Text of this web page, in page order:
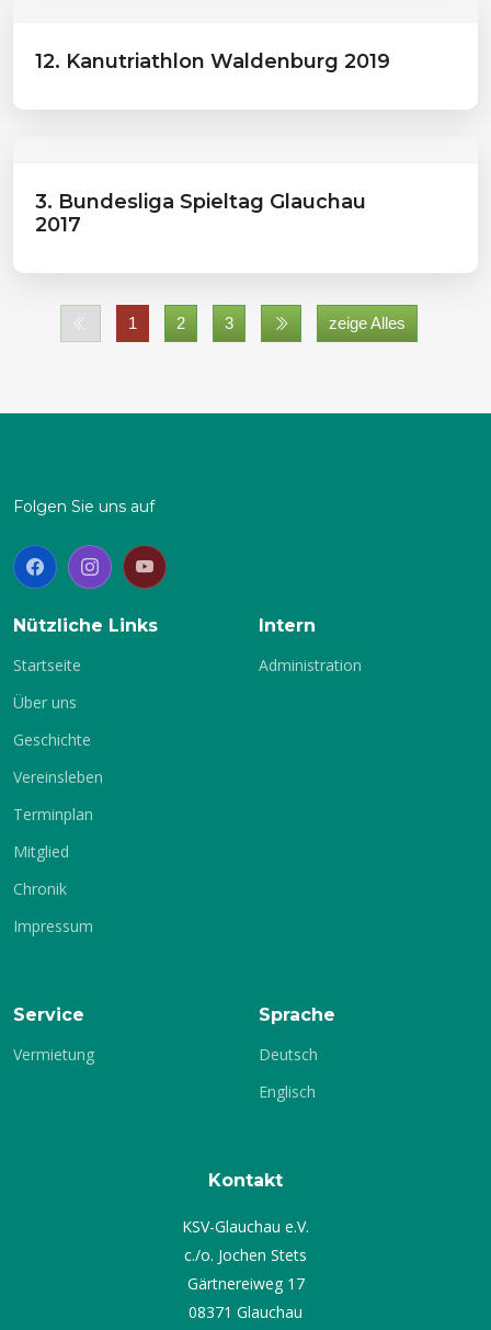
12. Kanutriathlon Waldenburg 2019
3. Bundesliga Spieltag Glauchau
2017
1 2 3 zeige Alles
Folgen Sie uns auf
Nützliche Links
Startseite
Über uns
Geschichte
Vereinsleben
Terminplan
Mitglied
Chronik
Impressum
Intern
Administration
Service
Vermietung
Sprache
Deutsch
Englisch
Kontakt
KSV-Glauchau e.V.
c./o. Jochen Stets
Gärtnereiweg 17
08371 Glauchau